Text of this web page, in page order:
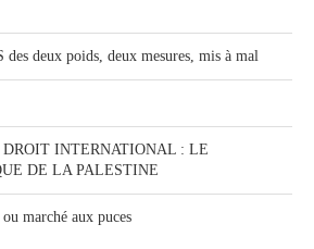
deux poids, deux mesures, mis à mal
INTERNATIONAL : LE
DE LA PALESTINE
marché aux puces